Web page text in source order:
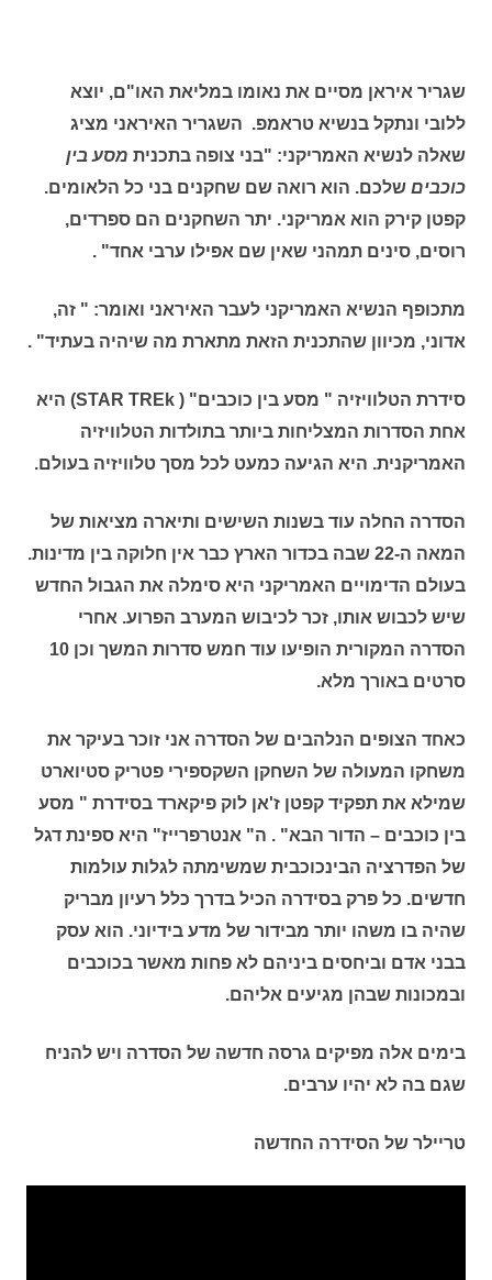
שגריר איראן מסיים את נאומו במליאת האו"ם, יוצא
ללובי ונתקל בנשיא טראמפ. השגריר האיראני מציג
שאלה לנשיא האמריקני: "בני צופה בתכנית מסע בין
כוכבים שלכם. הוא רואה שם שחקנים בני כל הלאומים.
קפטן קירק הוא אמריקני. יתר השחקנים הם ספרדים,
רוסים, סינים תמהני שאין שם אפילו ערבי אחד" .
מתכופף הנשיא האמריקני לעבר האיראני ואומר: " זה,
אדוני, מכיוון שהתכנית הזאת מתארת מה שיהיה בעתיד" .
סידרת הטלוויזיה " מסע בין כוכבים" ( STAR TREk) היא
אחת הסדרות המצליחות ביותר בתולדות הטלוויזיה
האמריקנית. היא הגיעה כמעט לכל מסך טלוויזיה בעולם.
הסדרה החלה עוד בשנות השישים ותיארה מציאות של
המאה ה-22 שבה בכדור הארץ כבר אין חלוקה בין מדינות.
בעולם הדימויים האמריקני היא סימלה את הגבול החדש
שיש לכבוש אותו, זכר לכיבוש המערב הפרוע. אחרי
הסדרה המקורית הופיעו עוד חמש סדרות המשך וכן 10
סרטים באורך מלא.
כאחד הצופים הנלהבים של הסדרה אני זוכר בעיקר את
משחקו המעולה של השחקן השקספירי פטריק סטיוארט
שמילא את תפקיד קפטן ז'אן לוק פיקארד בסידרת " מסע
בין כוכבים – הדור הבא" . ה" אנטרפרייז" היא ספינת דגל
של הפדרציה הבינכוכבית שמשימתה לגלות עולמות
חדשים. כל פרק בסידרה הכיל בדרך כלל רעיון מבריק
שהיה בו משהו יותר מבידור של מדע בידיוני. הוא עסק
בבני אדם וביחסים ביניהם לא פחות מאשר בכוכבים
ובמכונות שבהן מגיעים אליהם.
בימים אלה מפיקים גרסה חדשה של הסדרה ויש להניח
שגם בה לא יהיו ערבים.
טריילר של הסידרה החדשה